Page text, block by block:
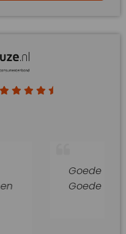
Goede hulp en adviezen.
Goede begeleiding van